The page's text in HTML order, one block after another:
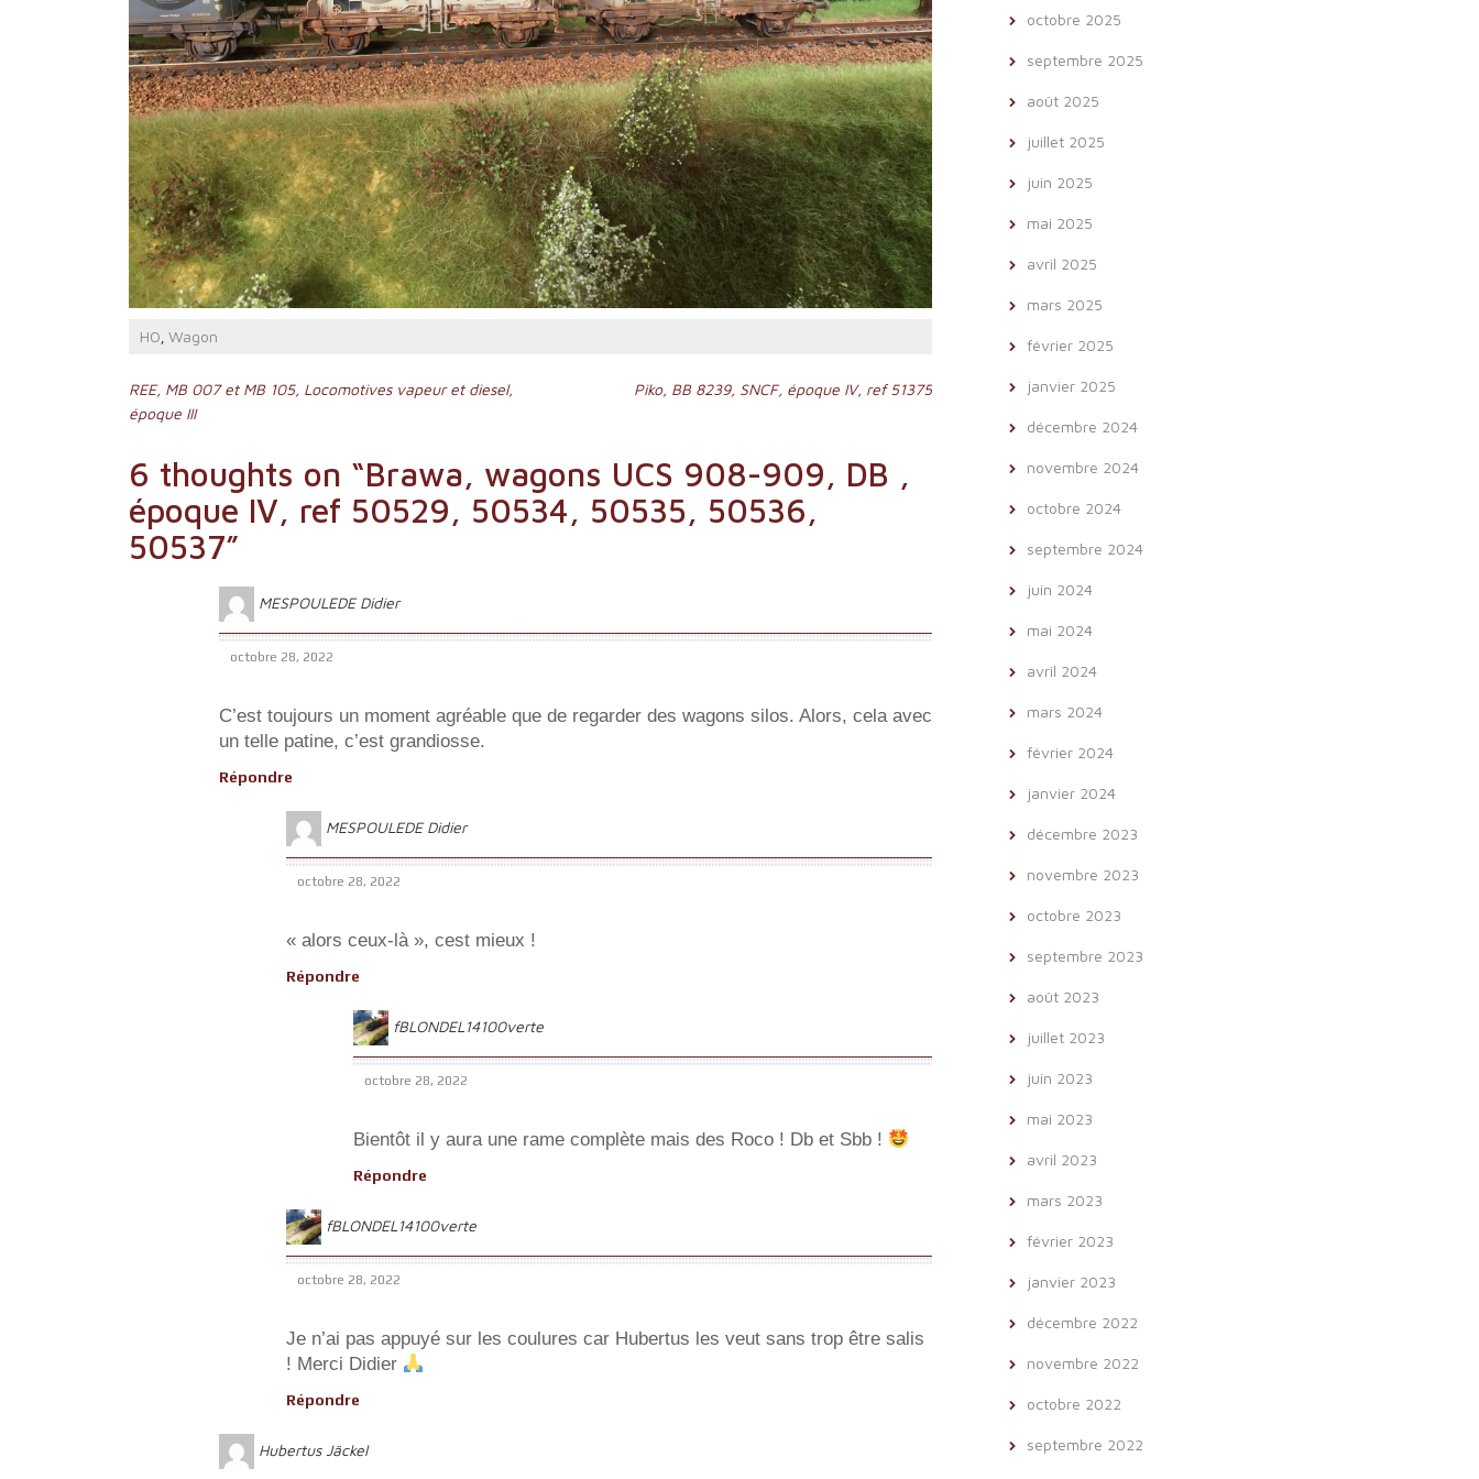
HO Wagon
Navigation
de
l’article
REE, MB 007 et MB 105, Locomotives vapeur et diesel,
époque III
Piko, BB 8239, SNCF, époque IV, ref 51375
6 thoughts on “Brawa, wagons UCS 908-909, DB ,
époque IV, ref 50529, 50534, 50535, 50536,
50537”
MESPOULEDE Didier
octobre 28, 2022
C’est toujours un moment agréable que de regarder des wagons silos. Alors, cela avec
un telle patine, c’est grandiosse.
Répondre
MESPOULEDE Didier
octobre 28, 2022
« alors ceux-là », cest mieux !
Répondre
fBLONDEL14100verte
octobre 28, 2022
Bientôt il y aura une rame complète mais des Roco ! Db et Sbb !
Répondre
fBLONDEL14100verte
octobre 28, 2022
Je n’ai pas appuyé sur les coulures car Hubertus les veut sans trop être salis
! Merci Didier
Répondre
Hubertus Jäckel
octobre 2025
septembre 2025
août 2025
juillet 2025
juin 2025
mai 2025
avril 2025
mars 2025
février 2025
janvier 2025
décembre 2024
novembre 2024
octobre 2024
septembre 2024
juin 2024
mai 2024
avril 2024
mars 2024
février 2024
janvier 2024
décembre 2023
novembre 2023
octobre 2023
septembre 2023
août 2023
juillet 2023
juin 2023
mai 2023
avril 2023
mars 2023
février 2023
janvier 2023
décembre 2022
novembre 2022
octobre 2022
septembre 2022